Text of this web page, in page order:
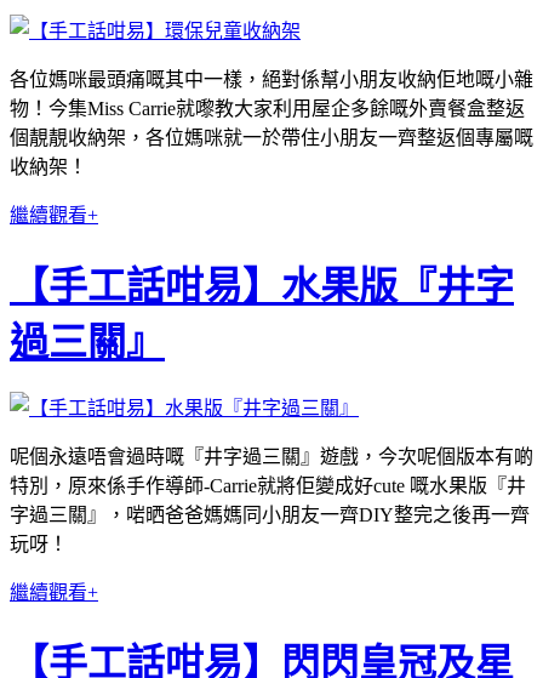
各位媽咪最頭痛嘅其中一樣，絕對係幫小朋友收納佢地嘅小雜
物！今集Miss Carrie就嚟教大家利用屋企多餘嘅外賣餐盒整返
個靚靚收納架，各位媽咪就一於帶住小朋友一齊整返個專屬嘅
收納架！
繼續觀看+
【手工話咁易】水果版『井字
過三關』
呢個永遠唔會過時嘅『井字過三關』遊戲，今次呢個版本有啲
特別，原來係手作導師-Carrie就將佢變成好cute 嘅水果版『井
字過三關』，啱晒爸爸媽媽同小朋友一齊DIY整完之後再一齊
玩呀！
繼續觀看+
【手工話咁易】閃閃皇冠及星